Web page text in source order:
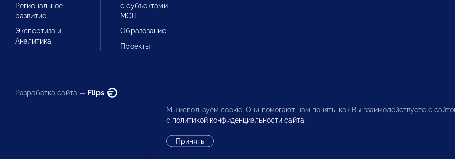
Региональное
развитие
Экспертиза и
Аналитика
с субъектами
МСП
Образование
Проекты
Разработка сайта — Flips
Мы используем cookie. Они помогают нам понять, как Вы взаимодействуете с
с политикой конфиденциальности сайта.
Принять